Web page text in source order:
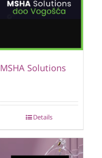
MSHA Solutions
Details